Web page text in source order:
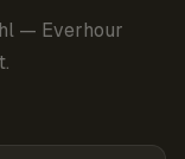
— Everhour